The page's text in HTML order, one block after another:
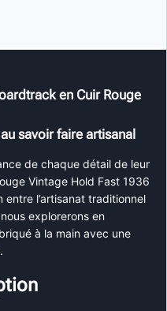
en Cuir Rouge
savoir faire artisanal
de chaque détail de leur
Vintage Hold Fast 1936
entre l’artisanat traditionnel
explorerons en
à la main avec une